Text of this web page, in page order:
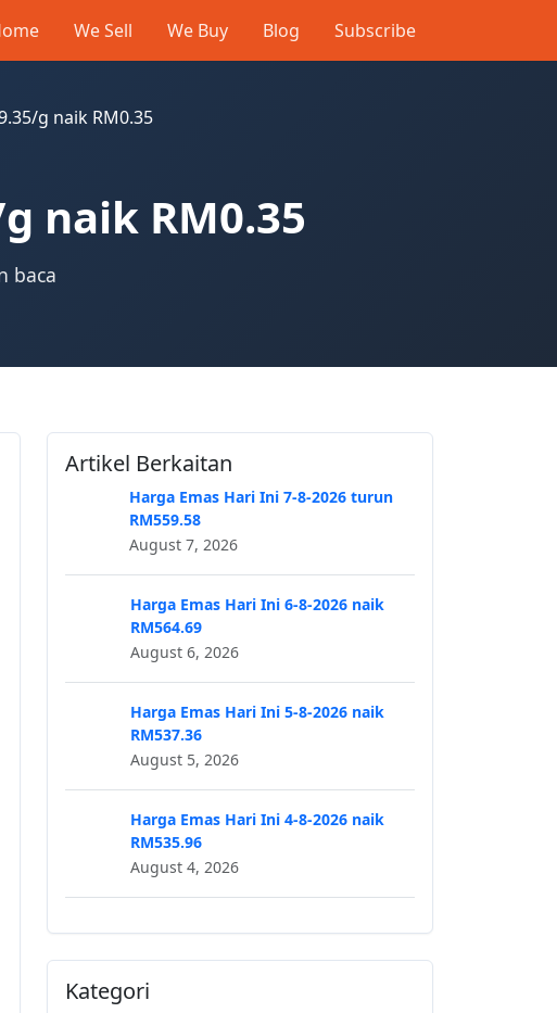
We Sell We Buy Blog Subscribe
g naik RM0.35
naik RM0.35
baca
Artikel Berkaitan
Harga Emas Hari Ini 7-8-2026 turun
RM559.58
August 7, 2026
Harga Emas Hari Ini 6-8-2026 naik
RM564.69
August 6, 2026
Harga Emas Hari Ini 5-8-2026 naik
RM537.36
August 5, 2026
Harga Emas Hari Ini 4-8-2026 naik
RM535.96
August 4, 2026
Kategori